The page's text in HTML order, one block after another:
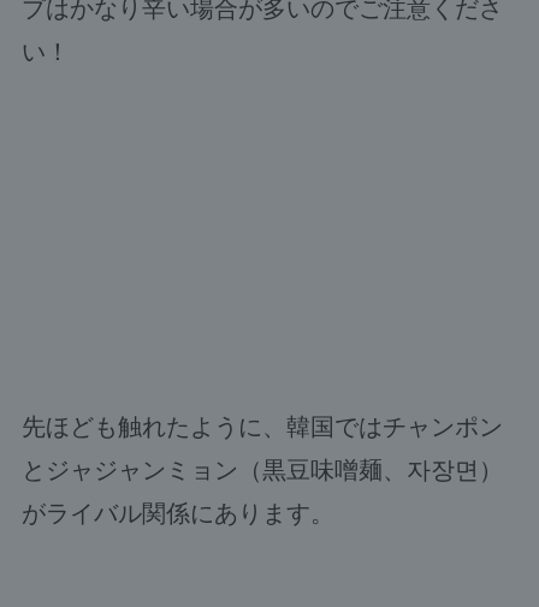
プはかなり辛い場合が多いのでご注意くださ
い！
先ほども触れたように、韓国ではチャンポン
とジャジャンミョン（黒豆味噌麺、자장면）
がライバル関係にあります。